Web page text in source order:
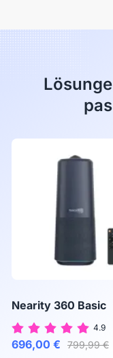
Nearity 360 Basic
4.9
696,00 € 799,99 €